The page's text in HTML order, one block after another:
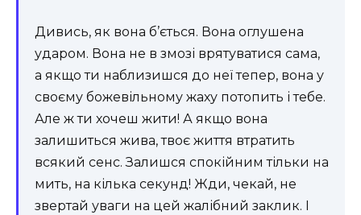
Дивись, як вона б’ється. Вона оглушена
ударом. Вона не в змозі врятуватися сама,
а якщо ти наблизишся до неї тепер, вона у
своєму божевільному жаху потопить і тебе.
Але ж ти хочеш жити! А якщо вона
залишиться жива, твоє життя втратить
всякий сенс. Залишся спокійним тільки на
мить, на кілька секунд! Жди, чекай, не
звертай уваги на цей жалібний заклик. І